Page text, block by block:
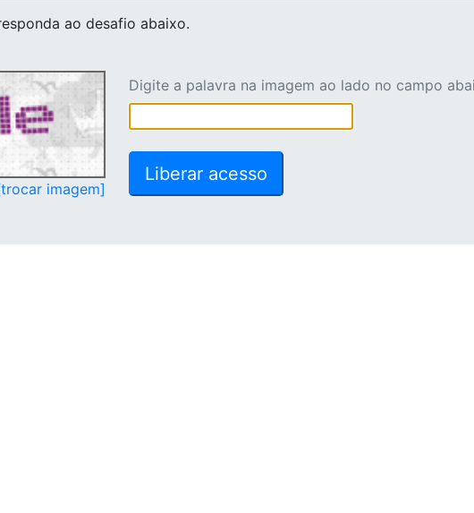
ao desafio abaixo.
imagem]
Digite a palavra na imagem ao lado no campo